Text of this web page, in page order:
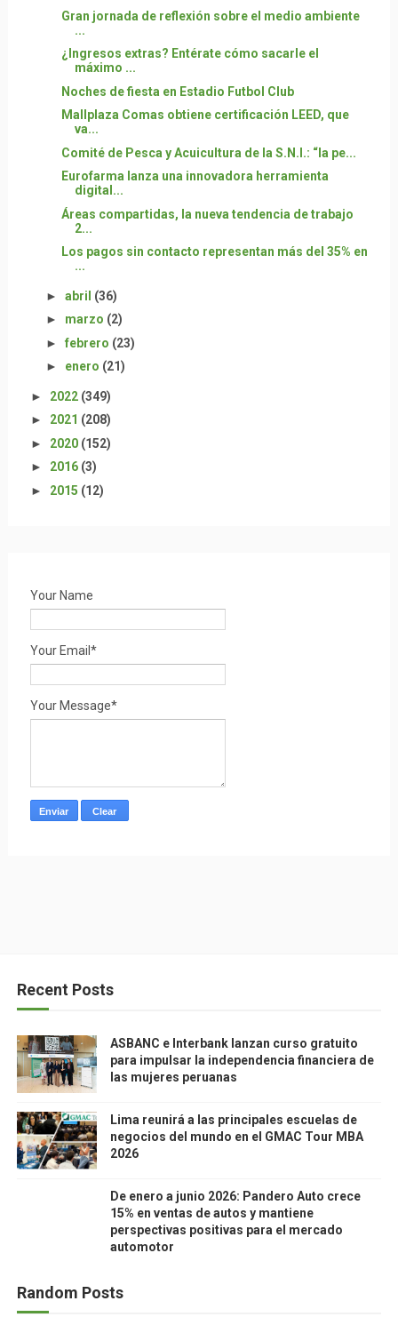
Gran jornada de reflexión sobre el medio ambiente
...
¿Ingresos extras? Entérate cómo sacarle el
máximo ...
Noches de fiesta en Estadio Futbol Club
Mallplaza Comas obtiene certificación LEED, que
va...
Comité de Pesca y Acuicultura de la S.N.I.: “la pe...
Eurofarma lanza una innovadora herramienta
digital...
Áreas compartidas, la nueva tendencia de trabajo
2...
Los pagos sin contacto representan más del 35% en
...
► abril (36)
► marzo (2)
► febrero (23)
► enero (21)
► 2022 (349)
► 2021 (208)
► 2020 (152)
► 2016 (3)
► 2015 (12)
Your Name
Your Email*
Your Message*
Recent Posts
ASBANC e Interbank lanzan curso gratuito
para impulsar la independencia financiera de
las mujeres peruanas
Lima reunirá a las principales escuelas de
negocios del mundo en el GMAC Tour MBA
2026
De enero a junio 2026: Pandero Auto crece
15% en ventas de autos y mantiene
perspectivas positivas para el mercado
automotor
Random Posts